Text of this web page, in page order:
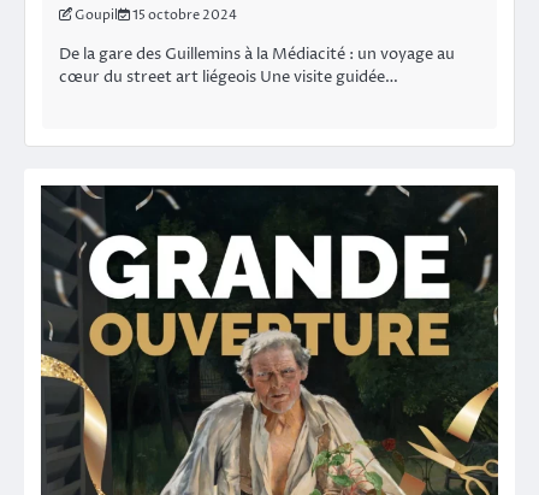
Goupil 15 octobre 2024
De la gare des Guillemins à la Médiacité : un voyage au
cœur du street art liégeois Une visite guidée…